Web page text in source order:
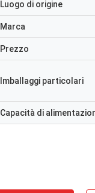
Luogo di origine
Marca
Prezzo
Imballaggi particolari
Capacità di